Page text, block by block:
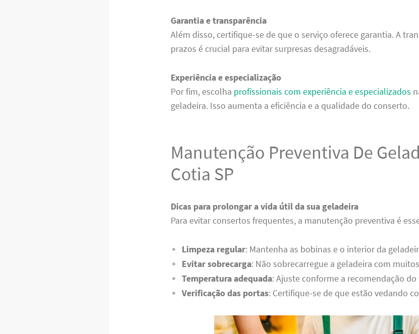
Garantia e transparência
Além disso, certifique-se de que o serviço oferece garantia. A
prazos é crucial para evitar surpresas desagradáveis.
Experiência e especialização
Por fim, escolha profissionais com experiência e especializados
geladeira. Isso aumenta a eficiência e a qualidade do conserto.
Manutenção Preventiva De
Cotia SP
Dicas para prolongar a vida útil da sua geladeira
Para evitar consertos frequentes, a manutenção preventiva é
Limpeza regular: Mantenha as bobinas e o interior da
Evitar sobrecarga: Não sobrecarregue a geladeira com
Temperatura adequada: Ajuste conforme a recomendação
Verificação das portas: Certifique-se de que estão vedando